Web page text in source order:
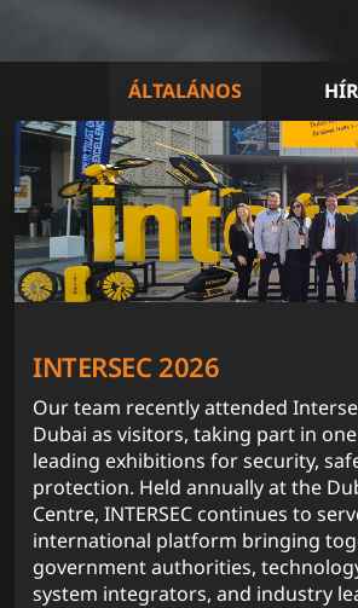
ÁLTALÁNOS
INTERSEC 2026
Our team recently attended
Dubai as visitors, taking part in
leading exhibitions for security,
protection. Held annually at the
Centre, INTERSEC continues to
international platform bringing
government authorities,
system integrators, and industry